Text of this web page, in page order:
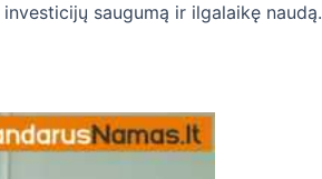
saugumą ir ilgalaikę naudą.